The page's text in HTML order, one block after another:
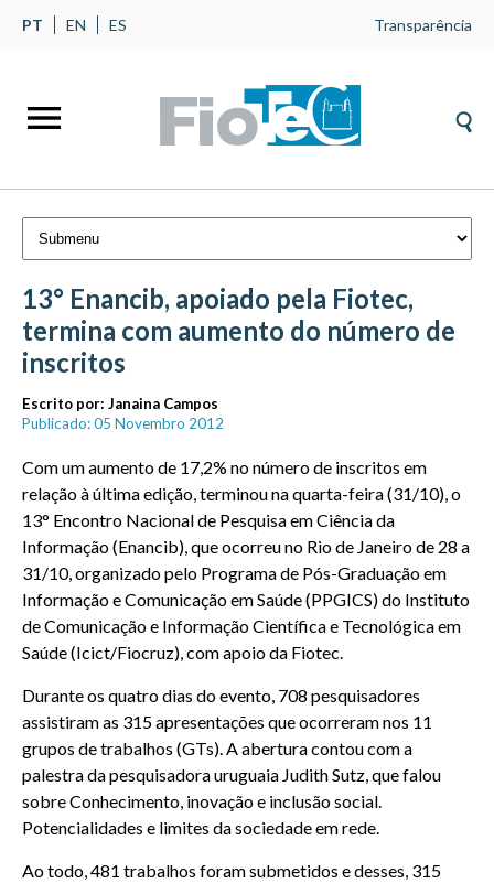
PT EN ES Transparência
13° Enancib, apoiado pela Fiotec,
termina com aumento do número de
inscritos
Escrito por: Janaina Campos
Publicado: 05 Novembro 2012
Com um aumento de 17,2% no número de inscritos em
relação à última edição, terminou na quarta-feira (31/10), o
13° Encontro Nacional de Pesquisa em Ciência da
Informação (Enancib), que ocorreu no Rio de Janeiro de 28 a
31/10, organizado pelo Programa de Pós-Graduação em
Informação e Comunicação em Saúde (PPGICS) do Instituto
de Comunicação e Informação Científica e Tecnológica em
Saúde (Icict/Fiocruz), com apoio da Fiotec.
Durante os quatro dias do evento, 708 pesquisadores
assistiram as 315 apresentações que ocorreram nos 11
grupos de trabalhos (GTs). A abertura contou com a
palestra da pesquisadora uruguaia Judith Sutz, que falou
sobre Conhecimento, inovação e inclusão social.
Potencialidades e limites da sociedade em rede.
Ao todo, 481 trabalhos foram submetidos e desses, 315